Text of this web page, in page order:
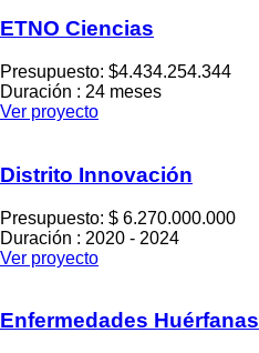
ETNO Ciencias
Presupuesto: $4.434.254.344
Duración : 24 meses
Ver proyecto
Distrito Innovación
Presupuesto: $ 6.270.000.000
Duración : 2020 - 2024
Ver proyecto
Enfermedades Huérfanas